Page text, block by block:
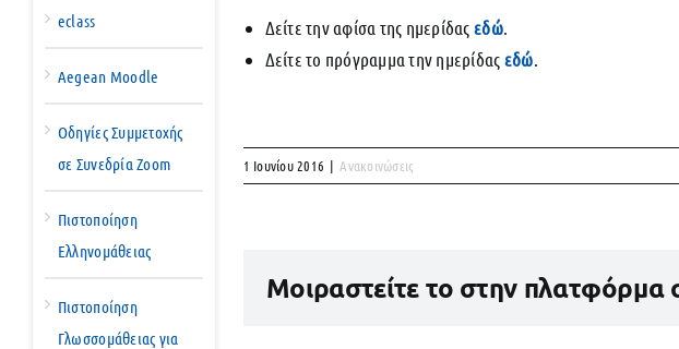
Δείτε την αφίσα της ημερίδας εδώ.
Δείτε το πρόγραμμα την ημερίδας εδώ
1 Ιουνίου 2016 | Ανακοινώσεις
Μοιραστείτε το στην πλατφόρμα
eclass
Aegean Moodle
Οδηγίες Συμμετοχής
σε Συνεδρία Zoom
Πιστοποίηση
Ελληνομάθειας
Πιστοποίηση
Γλωσσομάθειας για